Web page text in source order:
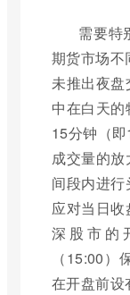
需要特
期货市场不
未推出夜
中在白天
15分钟（
成交量的
间段内进
应对当日
深股市的
（15:00
在开盘前